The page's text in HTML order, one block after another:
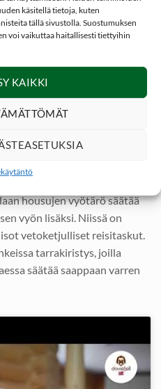
käsitellä tietoja, kuten
tällä sivustolla. Suostumuksen
voi vaikuttaa haitallisesti tiettyihin
KAIKKI
ventilaatioaukot antavat
ovat päällä erittäin
leikkaus mahdollistaa
Housut ovat suunniteltu
ja niitä voi käyttää
housujen vyötärö säätää
vyön lisäksi. Niissä on
vetoketjulliset reisitaskut.
tarrakiristys, joilla
säätää saappaan varren